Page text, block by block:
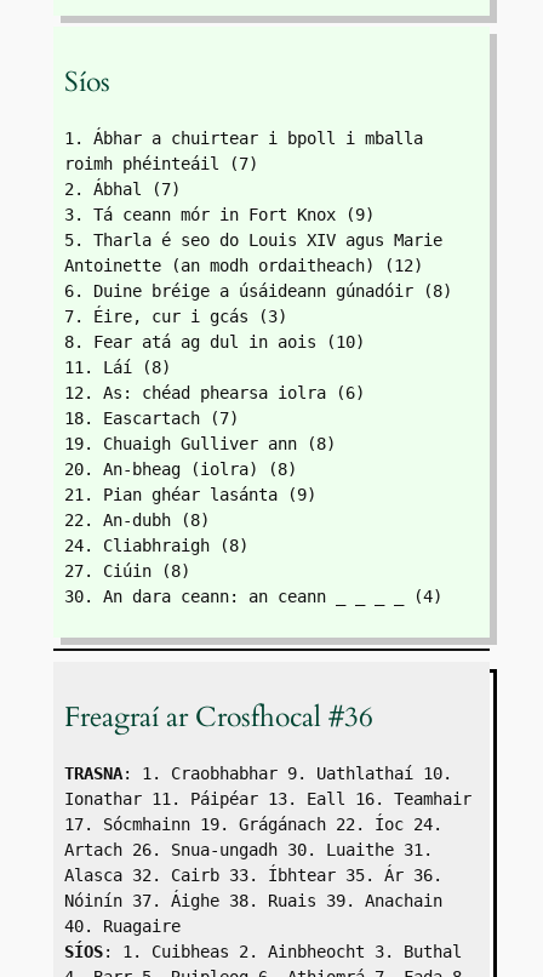
Síos
1. Ábhar a chuirtear i bpoll i mballa
roimh phéinteáil (7)
2. Ábhal (7)
3. Tá ceann mór in Fort Knox (9)
5. Tharla é seo do Louis XIV agus Marie
Antoinette (an modh ordaitheach) (12)
6. Duine bréige a úsáideann gúnadóir (8)
7. Éire, cur i gcás (3)
8. Fear atá ag dul in aois (10)
11. Láí (8)
12. As: chéad phearsa iolra (6)
18. Eascartach (7)
19. Chuaigh Gulliver ann (8)
20. An-bheag (iolra) (8)
21. Pian ghéar lasánta (9)
22. An-dubh (8)
24. Cliabhraigh (8)
27. Ciúin (8)
30. An dara ceann: an ceann _ _ _ _ (4)
Freagraí ar Crosfhocal #36
TRASNA: 1. Craobhabhar 9. Uathlathaí 10.
Ionathar 11. Páipéar 13. Eall 16. Teamhair
17. Sócmhainn 19. Grágánach 22. Íoc 24.
Artach 26. Snua-ungadh 30. Luaithe 31.
Alasca 32. Cairb 33. Íbhtear 35. Ár 36.
Nóinín 37. Áighe 38. Ruais 39. Anachain
40. Ruagaire
SÍOS: 1. Cuibheas 2. Ainbheocht 3. Buthal